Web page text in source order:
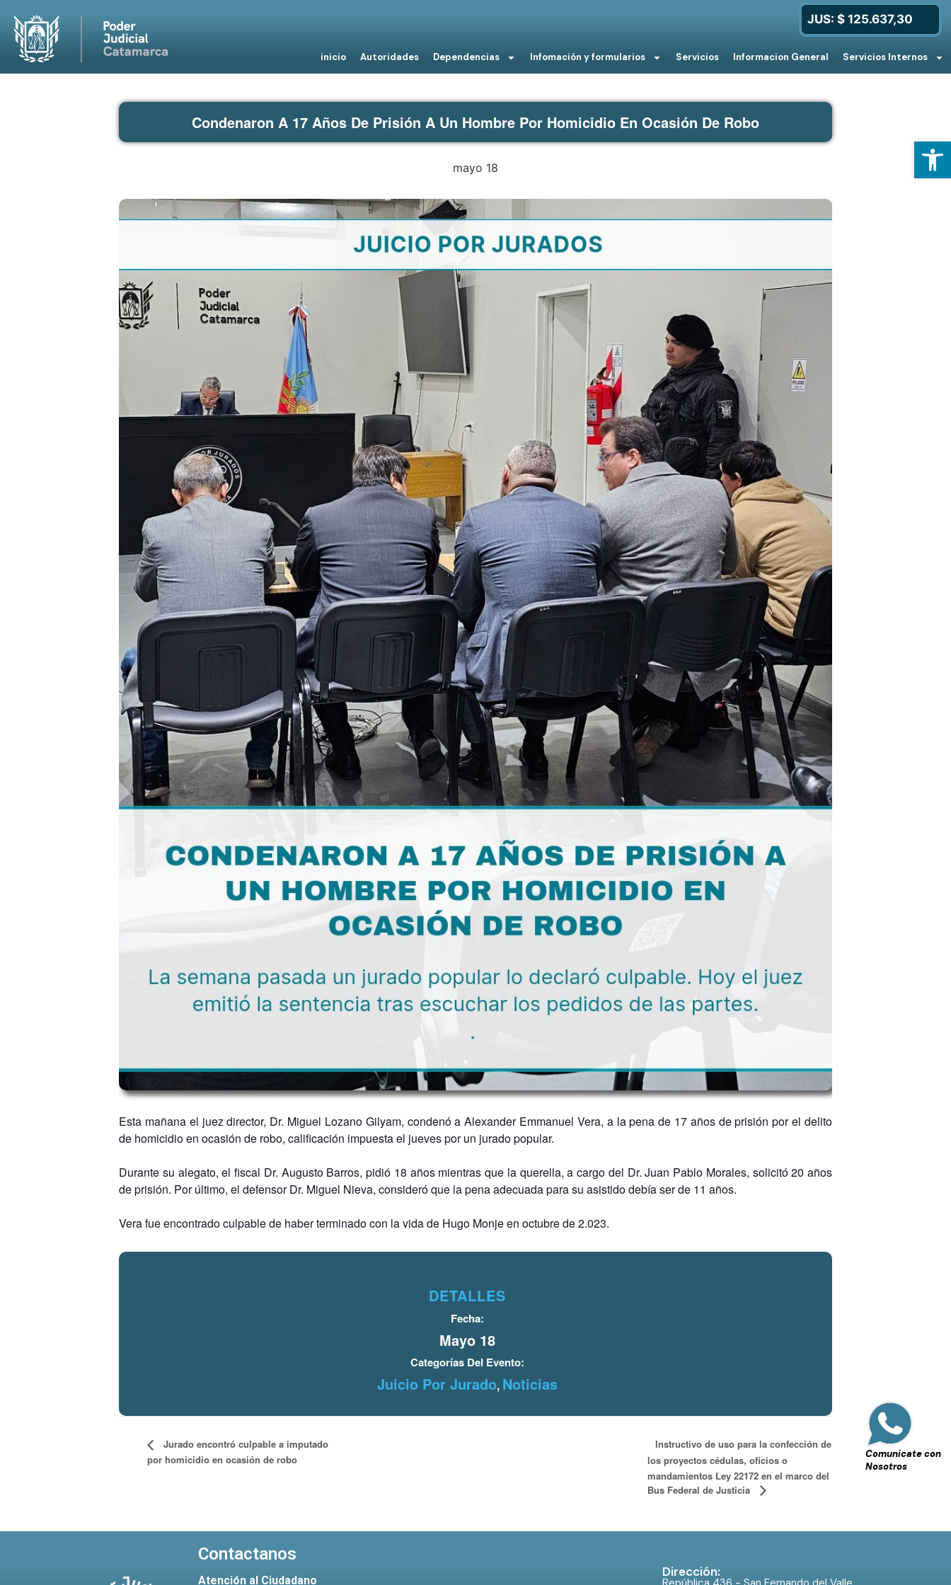
inicio Autoridades Dependencias Infomación y formularios Servicios Informacion General Servicios Internos
JUS: $ 125.637,30
Comunicate con
Nosotros
Condenaron A 17 Años De Prisión A Un Hombre Por Homicidio En Ocasión De Robo
mayo 18
Esta mañana el juez director, Dr. Miguel Lozano Gilyam, condenó a Alexander Emmanuel Vera, a la pena de 17 años de prisión por el delito
de homicidio en ocasión de robo, calificación impuesta el jueves por un jurado popular.
Durante su alegato, el fiscal Dr. Augusto Barros, pidió 18 años mientras que la querella, a cargo del Dr. Juan Pablo Morales, solicitó 20 años
de prisión. Por último, el defensor Dr. Miguel Nieva, consideró que la pena adecuada para su asistido debía ser de 11 años.
Vera fue encontrado culpable de haber terminado con la vida de Hugo Monje en octubre de 2.023.
DETALLES
Fecha:
Mayo 18
Categorías Del Evento:
Juicio Por Jurado, Noticias
Jurado encontró culpable a imputado
por homicidio en ocasión de robo
Instructivo de uso para la confección de
los proyectos cédulas, oficios o
mandamientos Ley 22172 en el marco del
Bus Federal de Justicia
Contactanos
Atención al Ciudadano
Dirección: